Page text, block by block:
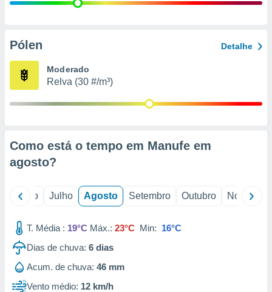
e
de
Pólen Detalhe
Moderado
Relva (30 #/m³)
Como está o tempo em Manufe em
agosto?
Junho Julho Agosto Setembro Outubro Novembro
T. Média : 19°C Máx.: 23°C Min: 16°C
Dias de chuva: 6 dias
Acum. de chuva: 46 mm
Vento médio: 12 km/h